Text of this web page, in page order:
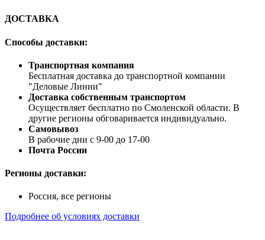
ДОСТАВКА
Способы доставки:
Транспортная компания
Бесплатная доставка до транспортной компании
"Деловые Линии"
Доставка собственным транспортом
Осуществляет бесплатно по Смоленской области. В
другие регионы обговаривается индивидуально.
Самовывоз
В рабочие дни с 9-00 до 17-00
Почта России
Регионы доставки:
Россия, все регионы
Подробнее об условиях доставки